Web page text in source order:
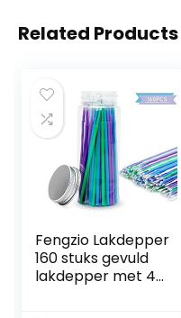
Related Products
Fengzio Lakdepper
160 stuks gevuld
lakdepper met 4